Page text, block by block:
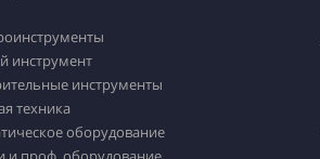
инструмент
инструменты
техника
оборудование